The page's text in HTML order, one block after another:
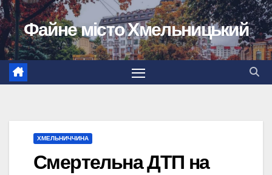
Перейти
до
вмісту
Файне місто Хмельницький
ХМЕЛЬНИЧЧИНА
Смертельна ДТП на